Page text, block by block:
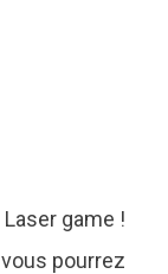
game !
pourrez